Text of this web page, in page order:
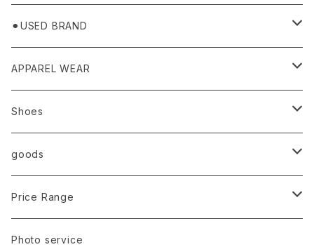
BASICKS
HUMMEL 00
⚫︎USED BRAND
Domestic
Ancellm
AURALEE
Import
ANN DEMEULEMEESTER
ARMANI / EXCHANGE / JEANS
APPAREL WEAR
TOPS
T-SHIRTS (Tシャツ）
LSV (長袖Tシャツ）
OUTER
BLOUSON (ブルゾン）
JACKET (ジャケット)
BOTTOMS
DENIM (デニム)
Shoes
Sneaker
Leather shoes
Sandals
goods
Eye wear
Cap/Hat
Price Range
¥1,000〜¥5,000
Photo service